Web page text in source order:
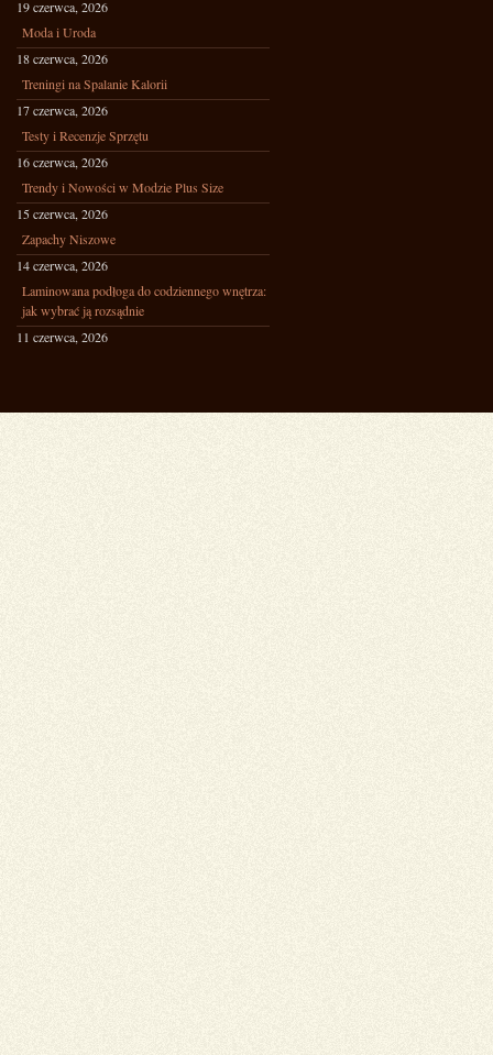
19 czerwca, 2026
Moda i Uroda
18 czerwca, 2026
Treningi na Spalanie Kalorii
17 czerwca, 2026
Testy i Recenzje Sprzętu
16 czerwca, 2026
Trendy i Nowości w Modzie Plus Size
15 czerwca, 2026
Zapachy Niszowe
14 czerwca, 2026
Laminowana podłoga do codziennego wnętrza:
jak wybrać ją rozsądnie
11 czerwca, 2026